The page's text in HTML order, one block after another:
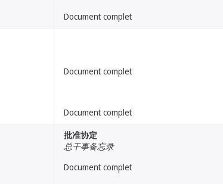
Document complet
Document complet
Document complet
批准协定
总干事备忘录
Document complet